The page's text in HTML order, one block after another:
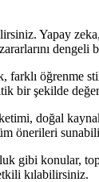
Yapay
bir şekilde
doğal
önerileri
konular,
kılabilirsiniz.